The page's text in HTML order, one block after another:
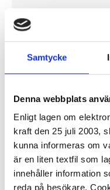
Samtycke
Denna webbplats
Enligt lagen om
kraft den 25 juli 2003,
kunna informeras om
är en liten textfil som
innehåller information
reda på besökare.
3-årsdagbok mörkblå
174,46 kr/st
I lager 14 st
-